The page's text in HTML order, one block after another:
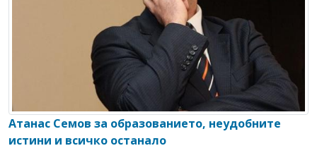
Атанас Семов за образованието, неудобните
истини и всичко останало